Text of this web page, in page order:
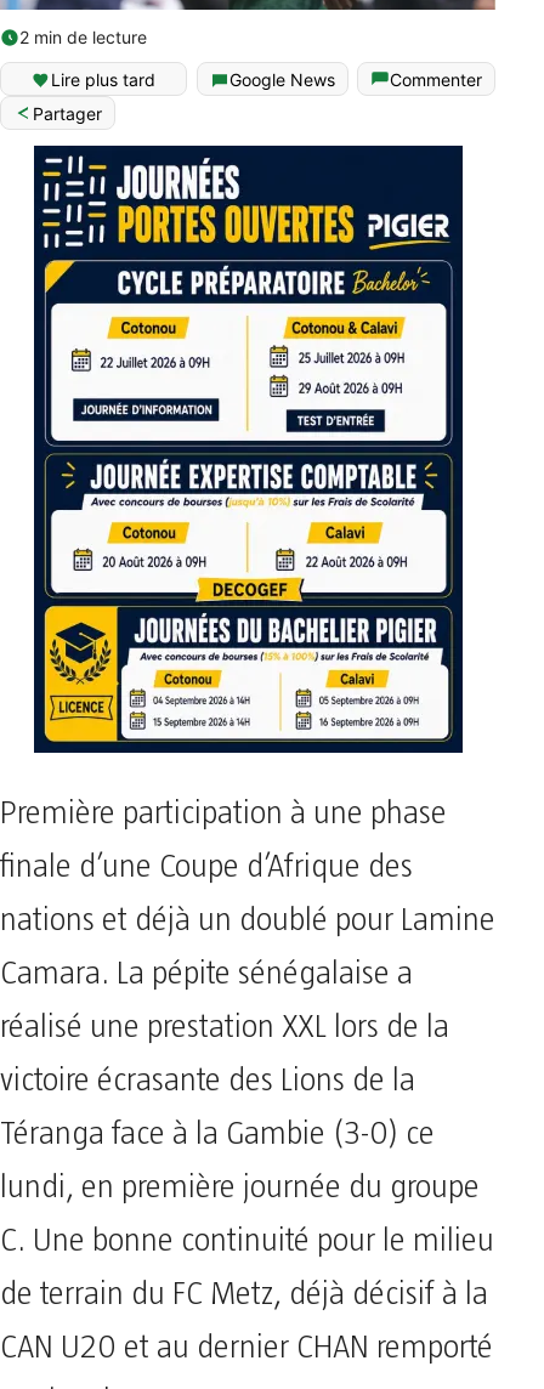
2 min de lecture
Lire plus tard Google News
Commenter
Partager
Première participation à une phase
finale d’une Coupe d’Afrique des
nations et déjà un doublé pour Lamine
Camara. La pépite sénégalaise a
réalisé une prestation XXL lors de la
victoire écrasante des Lions de la
Téranga face à la Gambie (3-0) ce
lundi, en première journée du groupe
C. Une bonne continuité pour le milieu
de terrain du FC Metz, déjà décisif à la
CAN U20 et au dernier CHAN remporté